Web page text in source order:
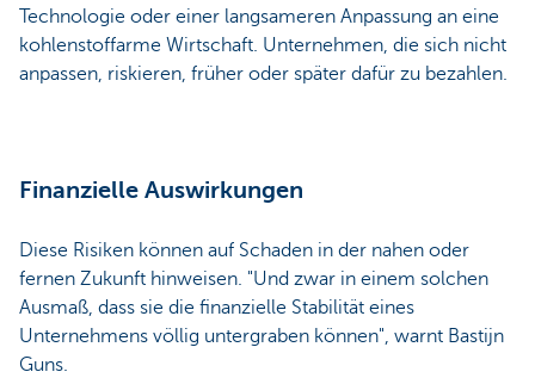
Technologie oder einer langsameren Anpassung an eine
kohlenstoffarme Wirtschaft. Unternehmen, die sich nicht
anpassen, riskieren, früher oder später dafür zu bezahlen.
Finanzielle Auswirkungen
Diese Risiken können auf Schaden in der nahen oder
fernen Zukunft hinweisen. "Und zwar in einem solchen
Ausmaß, dass sie die finanzielle Stabilität eines
Unternehmens völlig untergraben können", warnt Bastijn
Guns.